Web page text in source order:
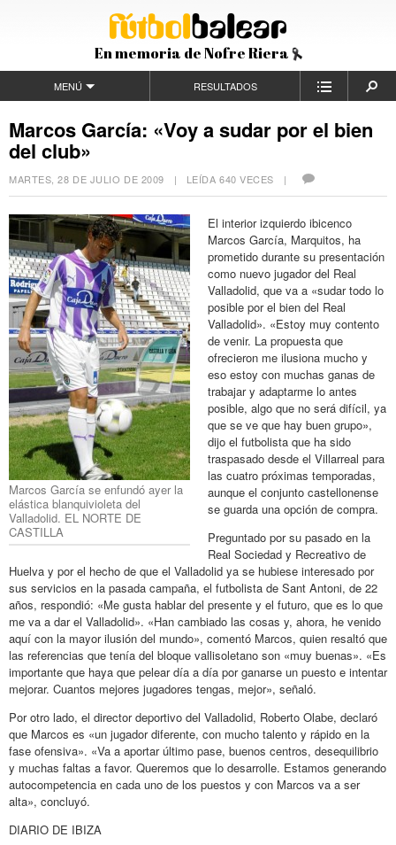
En memoria de Nofre Riera
MENÚ RESULTADOS
Marcos García: «Voy a sudar por el bien
del club»
MARTES, 28 DE JULIO DE 2009 | LEÍDA 640 VECES |
Marcos García se enfundó ayer la
elástica blanquivioleta del
Valladolid. EL NORTE DE
CASTILLA
El interior izquierdo ibicenco
Marcos García, Marquitos, ha
prometido durante su presentación
como nuevo jugador del Real
Valladolid, que va a «sudar todo lo
posible por el bien del Real
Valladolid». «Estoy muy contento
de venir. La propuesta que
ofrecieron me ilusiona mucho y
eso estoy con muchas ganas de
trabajar y adaptarme lo antes
posible, algo que no será difícil, ya
que se ve que hay buen grupo»,
dijo el futbolista que ha sido
traspasado desde el Villarreal para
las cuatro próximas temporadas,
aunque el conjunto castellonense
se guarda una opción de compra.
Preguntado por su pasado en la
Real Sociedad y Recreativo de
Huelva y por el hecho de que el Valladolid ya se hubiese interesado por
sus servicios en la pasada campaña, el futbolista de Sant Antoni, de 22
años, respondió: «Me gusta hablar del presente y el futuro, que es lo que
me va a dar el Valladolid». «Han cambiado las cosas y, ahora, he venido
aquí con la mayor ilusión del mundo», comentó Marcos, quien resaltó que
las referencias que tenía del bloque vallisoletano son «muy buenas». «Es
importante que haya que pelear día a día por ganarse un puesto e intentar
mejorar. Cuantos mejores jugadores tengas, mejor», señaló.
Por otro lado, el director deportivo del Valladolid, Roberto Olabe, declaró
que Marcos es «un jugador diferente, con mucho talento y rápido en la
fase ofensiva». «Va a aportar último pase, buenos centros, desequilibrio
y muchas faltas a favor. Queremos que lo desarrolle. Estamos generando
autocompetencia en cada uno de los puestos y con Marcos va a ser
alta», concluyó.
DIARIO DE IBIZA